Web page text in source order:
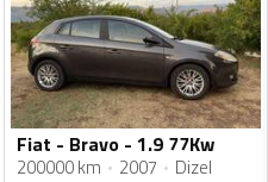
Fiat - Bravo - 1.9 77Kw
200000 km 2007 Dizel